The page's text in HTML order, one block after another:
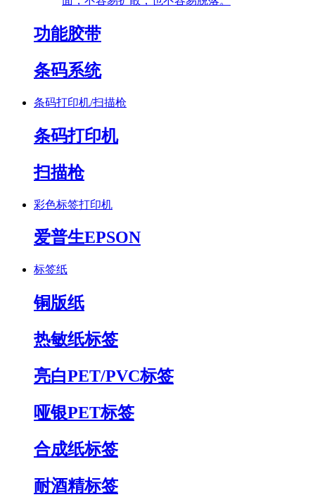
功能胶带
条码系统
条码打印机/扫描枪
条码打印机
扫描枪
彩色标签打印机
爱普生EPSON
标签纸
铜版纸
热敏纸标签
亮白PET/PVC标签
哑银PET标签
合成纸标签
耐酒精标签